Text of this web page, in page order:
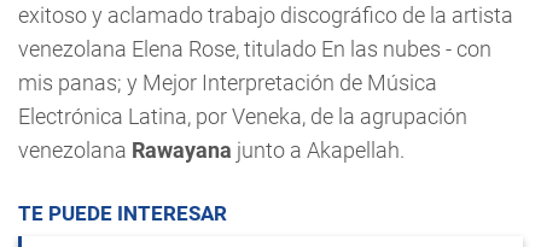
exitoso y aclamado trabajo discográfico de la artista
venezolana Elena Rose, titulado En las nubes - con
mis panas; y Mejor Interpretación de Música
Electrónica Latina, por Veneka, de la agrupación
venezolana Rawayana junto a Akapellah.
TE PUEDE INTERESAR